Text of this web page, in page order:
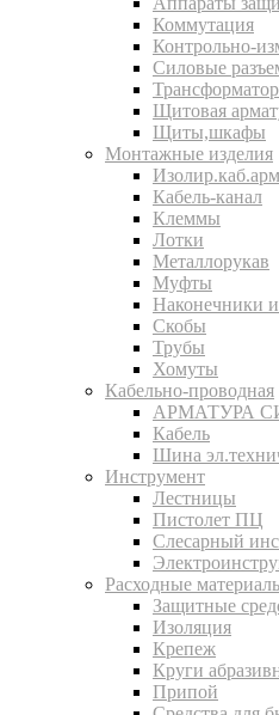
Коммутация
Контрольно-
Силовые
Щитовая
Щиты,шкафы
Монтажные изделия
Кабель-канал
Клеммы
Лотки
Металлорукав
Муфты
Наконечники
Скобы
Трубы
Хомуты
Кабельно-проводная
АРМАТУРА
Кабель
Шина
Инструмент
Лестницы
Пистолет ПЦ
Слесарный
Расходные
Защитные
Изоляция
Крепеж
Круги
Припой